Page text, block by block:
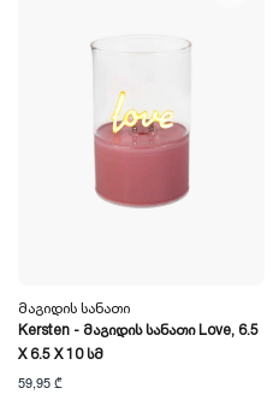
Მაგიდის Სანათი
Kersten - Მაგიდის Სანათი Love, 6.5
X 6.5 X 10 Სმ
59,95 ₾